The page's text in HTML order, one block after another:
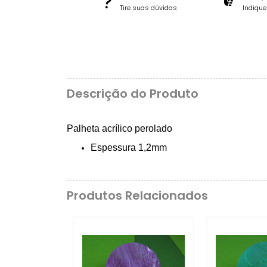
Tire suas dúvidas
Descrição do Produto
Palheta acrílico perolado
Espessura 1,2mm
Produtos Relacionados